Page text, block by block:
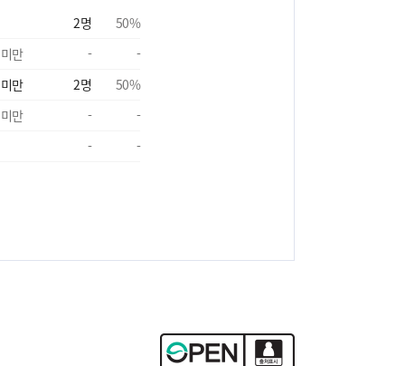
2명 50%
만
-
-
만
2명 50%
만
-
-
-
-